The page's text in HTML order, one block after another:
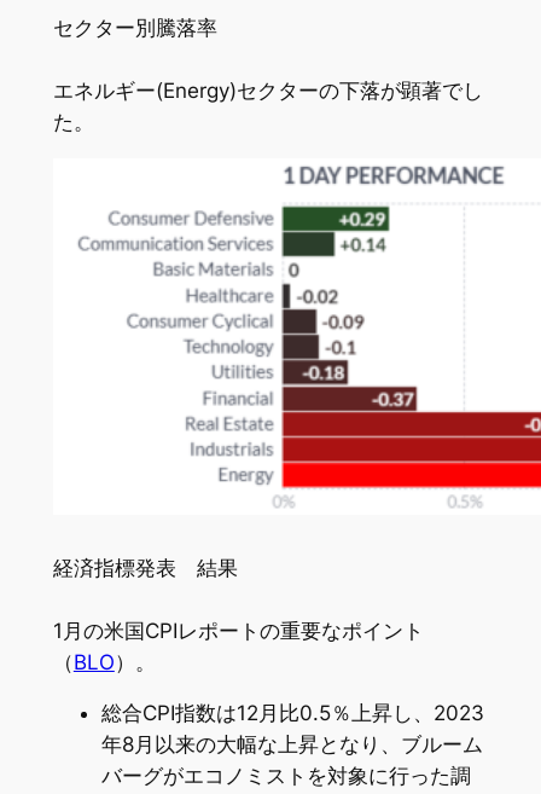
セクター別騰落率
エネルギー(Energy)セクターの下落が顕著でし
た。
経済指標発表 結果
1月の米国CPIレポートの重要なポイント
（BLO）。
総合CPI指数は12月比0.5％上昇し、2023
年8月以来の大幅な上昇となり、ブルーム
バーグがエコノミストを対象に行った調